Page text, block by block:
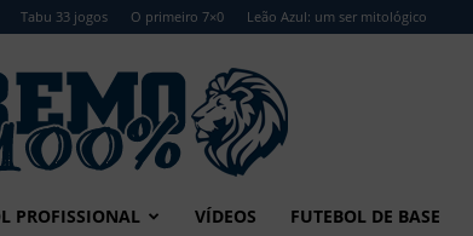
Tabu 33 jogos O primeiro 7×0 Leão Azul: um ser mitológico
Remo
PROFISSIONAL VÍDEOS FUTEBOL DE BASE